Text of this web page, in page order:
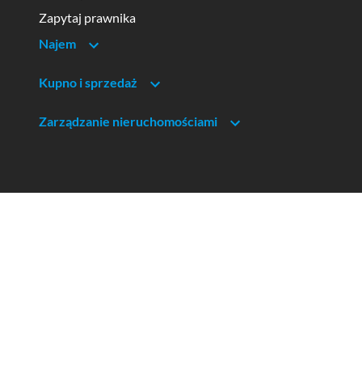
Zapytaj prawnika
Najem
Kupno i sprzedaż
Zarządzanie nieruchomościami